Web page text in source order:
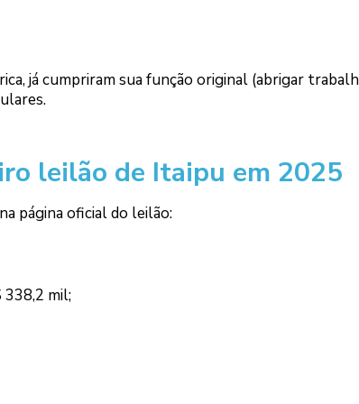
já cumpriram sua função original (abrigar
leilão de Itaipu em 2025
página oficial do leilão:
338,2 mil;